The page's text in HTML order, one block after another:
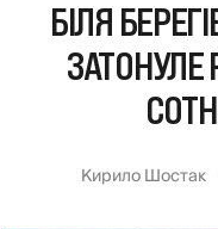
БІЛЯ
ЗАТОНУЛЕ
Кирило Шостак